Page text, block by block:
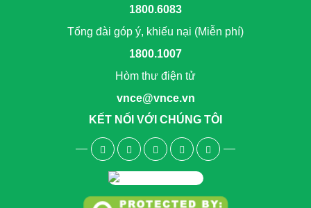
1800.6083
Tổng đài góp ý, khiếu nại (Miễn phí)
1800.1007
Hòm thư điện tử
vnce@vnce.vn
KẾT NỐI VỚI CHÚNG TÔI